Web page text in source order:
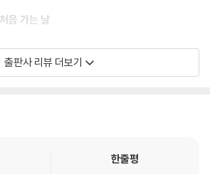
음 가는 날
는 속이 울렁거리고 심장이 쿵쿵거린다. 불안
가방에 넣어 왔지만 선생님과 학교 운동장, 다
생활이라는 환경에 들어선 아이들은 기대와
, 학교 갈 준비를 하면서도 계속 불안해하는 모
출판사 리뷰 더보기
한줄평